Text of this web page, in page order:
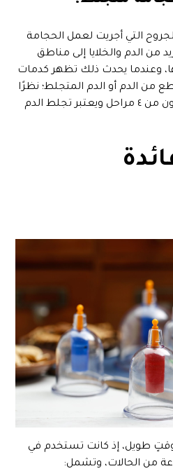
التي أجريت لعمل الحجامة
من الدم والخلايا إلى مناطق
وعندما يحدث ذلك تظهر كدمات
من الدم أو الدم المتجلط؛ نظرًا
لأن عملية التئام الجروح تتكون من ٤ مراحل ويعتبر تجلط الدم
طويل، إذ كانت تستخدم في
من الحالات، وتشمل: